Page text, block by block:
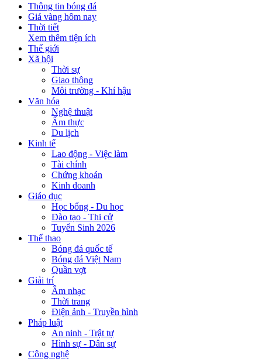
Thông tin bóng đá
Giá vàng hôm nay
Thời tiết
Xem thêm tiện ích
Thế giới
Xã hội
Thời sự
Giao thông
Môi trường - Khí hậu
Văn hóa
Nghệ thuật
Ẩm thực
Du lịch
Kinh tế
Lao động - Việc làm
Tài chính
Chứng khoán
Kinh doanh
Giáo dục
Học bổng - Du học
Đào tạo - Thi cử
Tuyển Sinh 2026
Thể thao
Bóng đá quốc tế
Bóng đá Việt Nam
Quần vợt
Giải trí
Âm nhạc
Thời trang
Điện ảnh - Truyền hình
Pháp luật
An ninh - Trật tự
Hình sự - Dân sự
Công nghệ